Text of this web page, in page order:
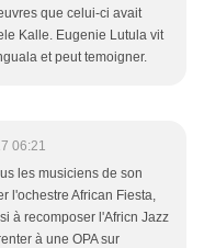
que celui-ci avait
Kalle. Eugenie Lutula vit
et peut temoigner.
06:21
les musiciens de son
l'ochestre African Fiesta,
à recomposer l'Africn Jazz
à une OPA sur